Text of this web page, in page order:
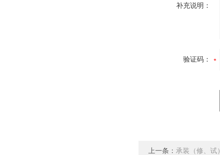
补充说明：
验证码：
上一条： 承装（修、试